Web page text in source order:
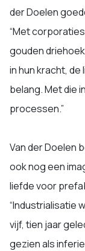
der Doelen
“Met
gouden
in hun kracht,
belang. Met die
processen.”
Van der Doelen
ook nog een
liefde voor
“Industrialisatie
vijf, tien jaar
gezien als